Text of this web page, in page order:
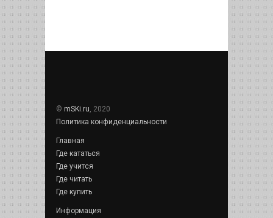
© mSKi.ru, 2020
Политика конфиденциальности
Главная
Где кататься
Где учится
Где читать
Где купить
Информация